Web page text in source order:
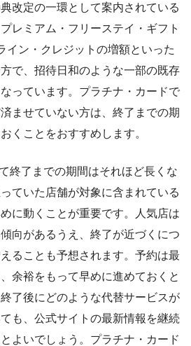
改定の一環として案内されている
レミアム・フリーステイ・ギフト
イン・クレジットの増額といった
で、招待日和のような一部の既存
っています。プラチナ・カードで
ませていない方は、終了までの期
くことをおすすめします。
終了までの期間はそれほど長くな
ていた店舗が対象に含まれている
に動くことが重要です。人気店は
向があるうえ、終了が近づくにつ
ることも予想されます。予約は最
余裕をもって早めに進めておくと
了後にどのような代替サービスが
も、公式サイトの最新情報を継続
よいでしょう。プラチナ・カード